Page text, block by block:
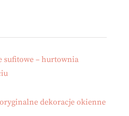
sufitowe – hurtownia
dekoracje okienne